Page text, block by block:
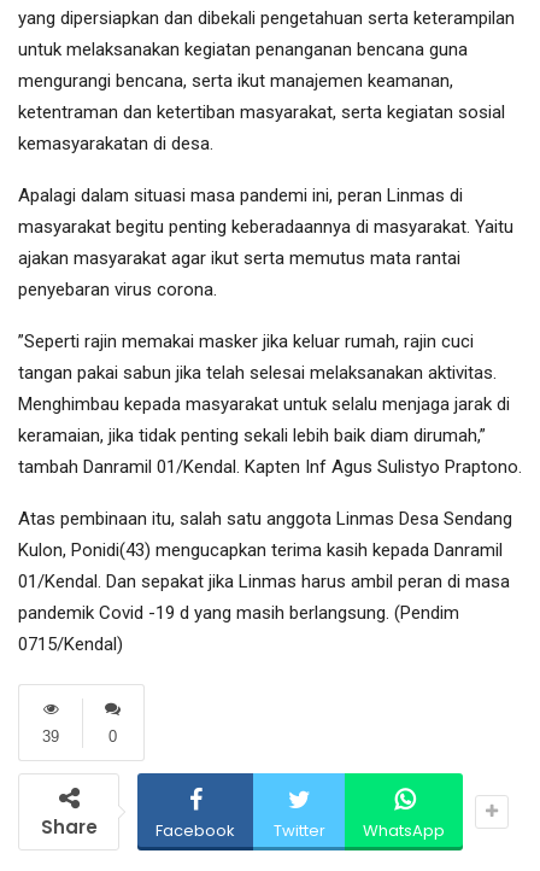
yang dipersiapkan dan dibekali pengetahuan serta keterampilan
untuk melaksanakan kegiatan penanganan bencana guna
mengurangi bencana, serta ikut manajemen keamanan,
ketentraman dan ketertiban masyarakat, serta kegiatan sosial
kemasyarakatan di desa.
Apalagi dalam situasi masa pandemi ini, peran Linmas di
masyarakat begitu penting keberadaannya di masyarakat. Yaitu
ajakan masyarakat agar ikut serta memutus mata rantai
penyebaran virus corona.
”Seperti rajin memakai masker jika keluar rumah, rajin cuci
tangan pakai sabun jika telah selesai melaksanakan aktivitas.
Menghimbau kepada masyarakat untuk selalu menjaga jarak di
keramaian, jika tidak penting sekali lebih baik diam dirumah,”
tambah Danramil 01/Kendal. Kapten Inf Agus Sulistyo Praptono.
Atas pembinaan itu, salah satu anggota Linmas Desa Sendang
Kulon, Ponidi(43) mengucapkan terima kasih kepada Danramil
01/Kendal. Dan sepakat jika Linmas harus ambil peran di masa
pandemik Covid -19 d yang masih berlangsung. (Pendim
0715/Kendal)
0
39
Share Facebook Twitter WhatsApp